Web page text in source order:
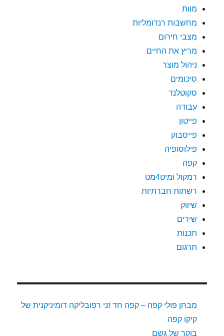
מוות
מחשבות רנדומליות
מצבי חירום
מריץ את החיים
ניהול מוצר
סיכומים
סקוטלנד
עבודה
פייטון
פייסבוק
פילוסופיה
קפה
רמקול ומיט4מט
רשתות חברתיות
שיווק
שירים
תכנות
תרגום
מבחן פולי קפה – קפה חד זני רפובליקה דומיניקנית של
קיקו קפה
בוקר של גשם